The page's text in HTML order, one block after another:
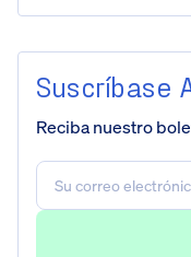
Suscríbase
Reciba nuestro